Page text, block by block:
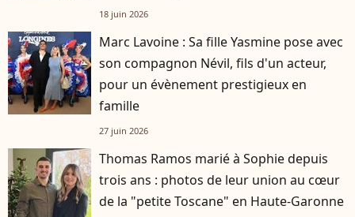
française
18 juin 2026
Marc Lavoine : Sa fille Yasmine pose avec
son compagnon Névil, fils d'un acteur,
pour un évènement prestigieux en
famille
27 juin 2026
Thomas Ramos marié à Sophie depuis
trois ans : photos de leur union au cœur
de la "petite Toscane" en Haute-Garonne